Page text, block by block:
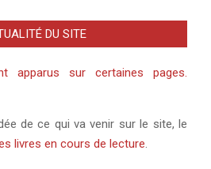
DU SITE
apparus sur certaines pages.
de ce qui va venir sur le site, le
livres en cours de lecture.